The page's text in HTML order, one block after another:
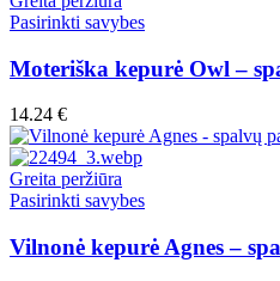
be
chosen
the
Pasirinkti savybesThis
has
multiple
The
options
be
chosen
on
the
Moteriška kepurė Owl –
14.24 €
Greita peržiūra
Pasirinkti savybesThis
has
multiple
Vilnonė kepurė Agnes –